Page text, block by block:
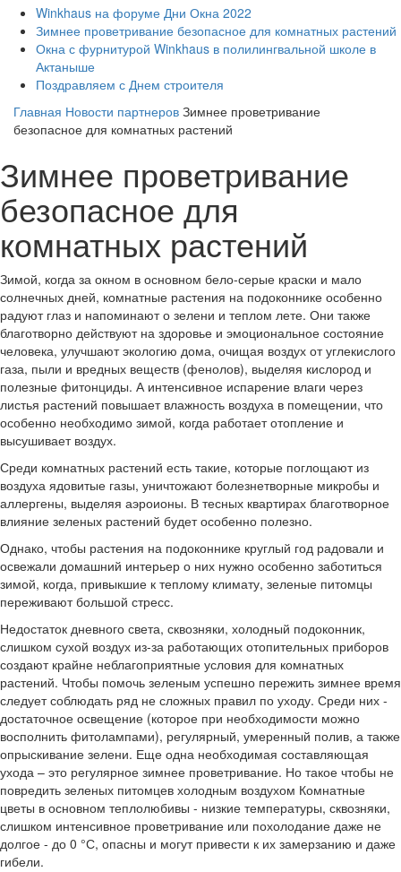
Winkhaus на форуме Дни Окна 2022
Зимнее проветривание безопасное для комнатных растений
Окна с фурнитурой Winkhaus в полилингвальной школе в
Актаныше
Поздравляем с Днем строителя
Главная Новости партнеров Зимнее проветривание
безопасное для комнатных растений
Зимнее проветривание
безопасное для
комнатных растений
Зимой, когда за окном в основном бело-серые краски и мало
солнечных дней, комнатные растения на подоконнике особенно
радуют глаз и напоминают о зелени и теплом лете. Они также
благотворно действуют на здоровье и эмоциональное состояние
человека, улучшают экологию дома, очищая воздух от углекислого
газа, пыли и вредных веществ (фенолов), выделяя кислород и
полезные фитонциды. А интенсивное испарение влаги через
листья растений повышает влажность воздуха в помещении, что
особенно необходимо зимой, когда работает отопление и
высушивает воздух.
Среди комнатных растений есть такие, которые поглощают из
воздуха ядовитые газы, уничтожают болезнетворные микробы и
аллергены, выделяя аэроионы. В тесных квартирах благотворное
влияние зеленых растений будет особенно полезно.
Однако, чтобы растения на подоконнике круглый год радовали и
освежали домашний интерьер о них нужно особенно заботиться
зимой, когда, привыкшие к теплому климату, зеленые питомцы
переживают большой стресс.
Недостаток дневного света, сквозняки, холодный подоконник,
слишком сухой воздух из-за работающих отопительных приборов
создают крайне неблагоприятные условия для комнатных
растений. Чтобы помочь зеленым успешно пережить зимнее время
следует соблюдать ряд не сложных правил по уходу. Среди них -
достаточное освещение (которое при необходимости можно
восполнить фитолампами), регулярный, умеренный полив, а также
опрыскивание зелени. Еще одна необходимая составляющая
ухода – это регулярное зимнее проветривание. Но такое чтобы не
повредить зеленых питомцев холодным воздухом Комнатные
цветы в основном теплолюбивы - низкие температуры, сквозняки,
слишком интенсивное проветривание или похолодание даже не
долгое - до 0 °С, опасны и могут привести к их замерзанию и даже
гибели.